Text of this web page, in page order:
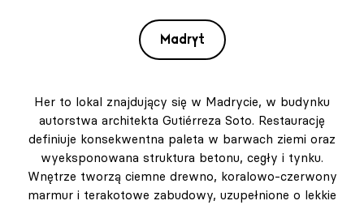
Madryt
Her to lokal znajdujący się w Madrycie, w budynku
autorstwa architekta Gutiérreza Soto. Restaurację
definiuje konsekwentna paleta w barwach ziemi oraz
wyeksponowana struktura betonu, cegły i tynku.
Wnętrze tworzą ciemne drewno, koralowo-czerwony
marmur i terakotowe zabudowy, uzupełnione o lekkie